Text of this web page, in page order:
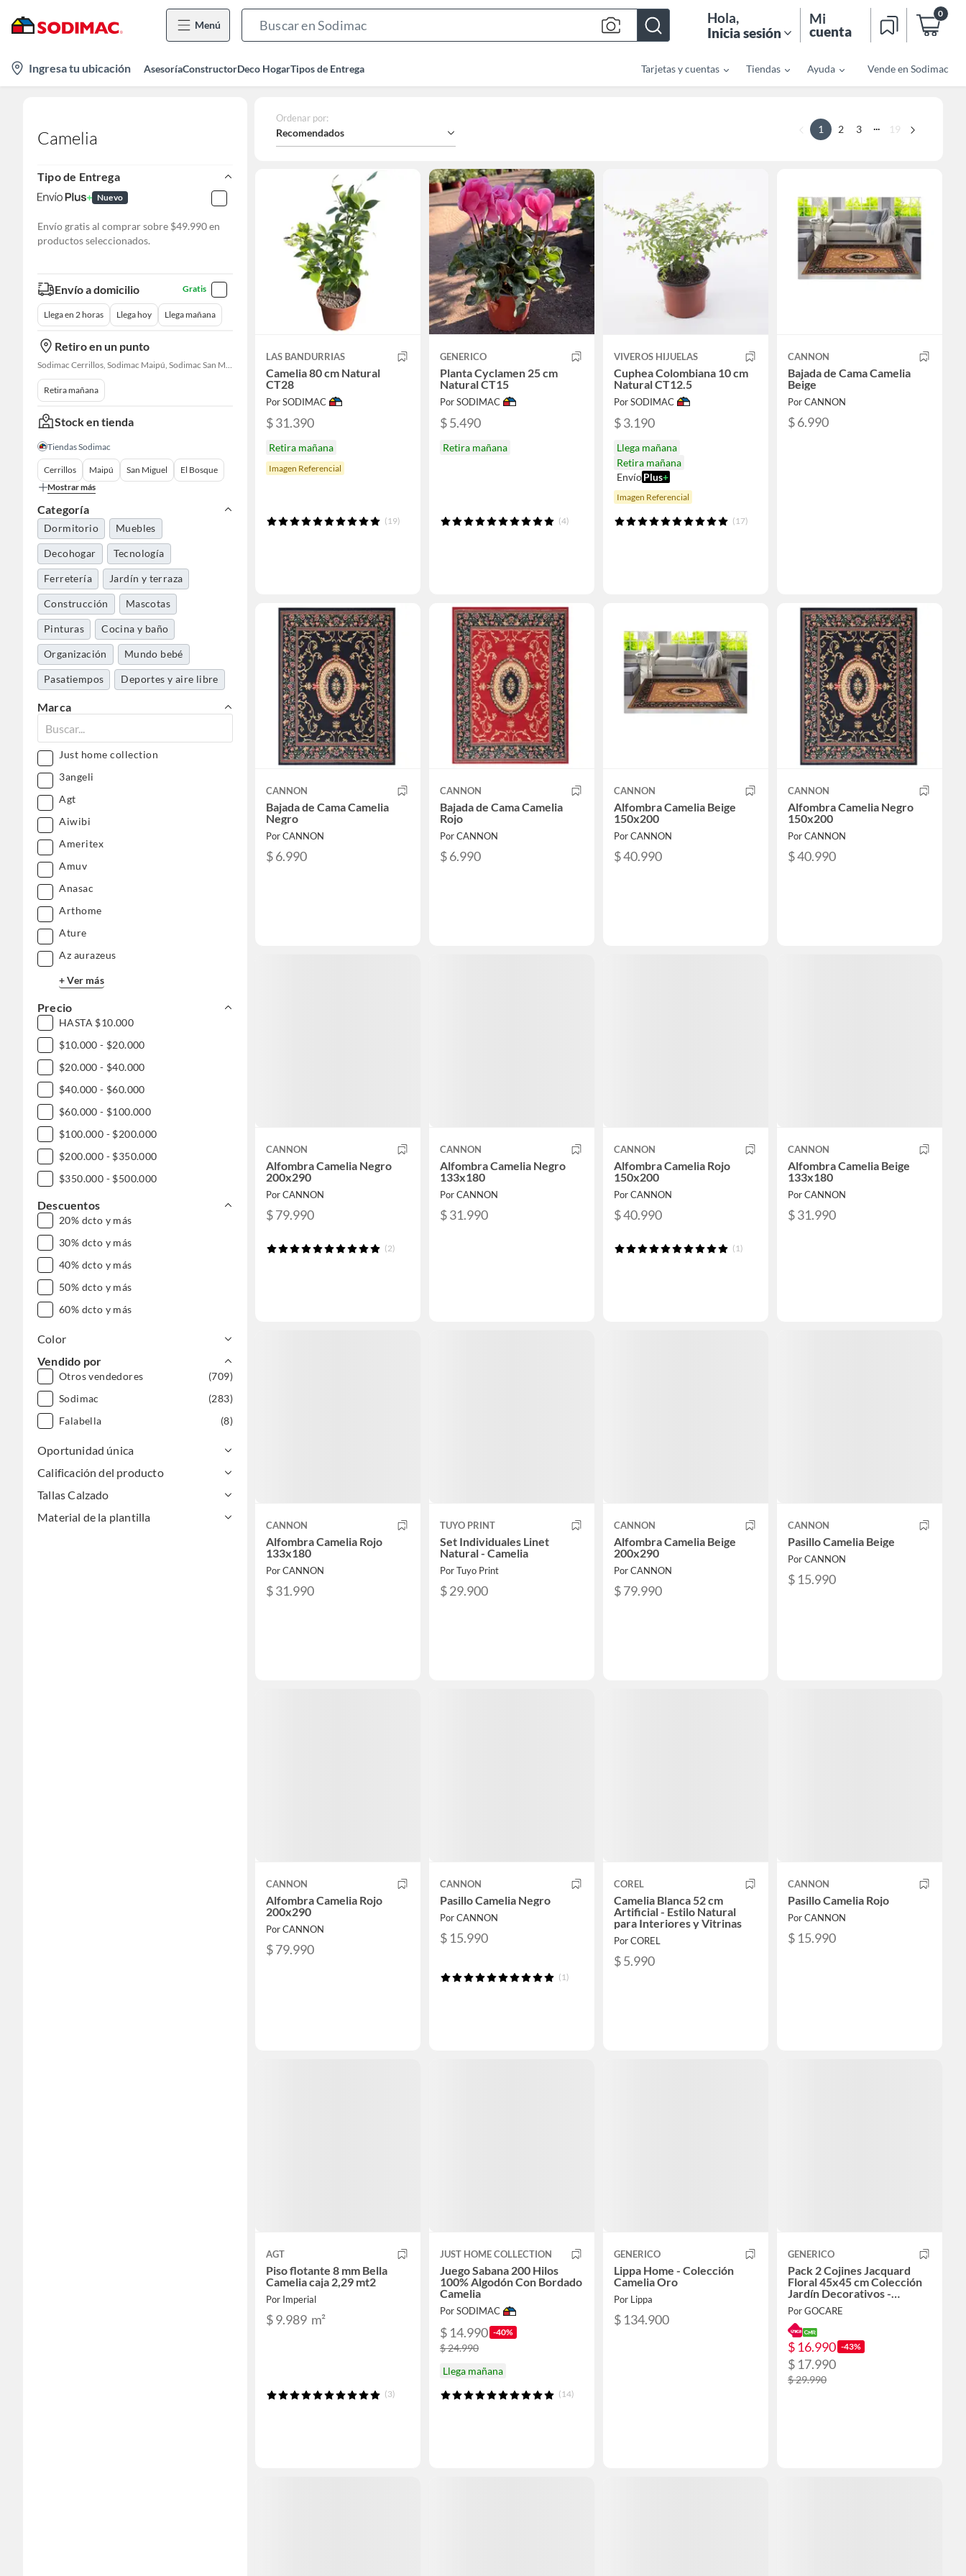
Menú
Bar
Hola,
Inicia sesión
Mi
cuenta
0
location-
icon
Ingresa tu ubicación AsesoríaConstructorDeco HogarTipos de Entrega Tarjetas y cuentas Tiendas Ayuda Vende en Sodimac
Camelia
Tipo de Entrega
Nuevo
Envío gratis al comprar sobre $49.990 en
productos seleccionados.
Envío a domicilio Gratis
Llega en 2 horas Llega hoy Llega mañana
Retiro en un punto
Sodimac Cerrillos, Sodimac Maipú, Sodimac San Miguel, Sodimac El Bosque, Sodimac San Bernardo, Sodimac Talagante, Sodimac San Fernando
Retira mañana
Stock en tienda
Tiendas Sodimac
Cerrillos Maipú San Miguel
El Bosque
Mostrar más
Categoría
Dormitorio Muebles
Decohogar Tecnología
Ferretería Jardín y terraza
Construcción Mascotas
Pinturas Cocina y baño
Organización Mundo bebé
Pasatiempos Deportes y aire libre
Librería y celebraciones
Niños y juguetería
Gasfitería Electrohogar
Marca
Just home collection
3angeli
Agt
Aiwibi
Ameritex
Amuv
Anasac
Arthome
Ature
Az aurazeus
+ Ver más
Precio
HASTA $10.000
$10.000 - $20.000
$20.000 - $40.000
$40.000 - $60.000
$60.000 - $100.000
$100.000 - $200.000
$200.000 - $350.000
$350.000 - $500.000
$500.000 - $1.000.000
DESDE $1.000.000
Descuentos
20% dcto y más
30% dcto y más
40% dcto y más
50% dcto y más
60% dcto y más
Color
Vendido por
Otros vendedores
(709)
Sodimac
(283)
Falabella
(8)
Oportunidad única
Calificación del producto
Tallas Calzado
Material de la plantilla
Ordenar por:
Recomendados 1 2 3 ... 19
LAS BANDURRIAS
Camelia 80 cm Natural
CT28
Por SODIMAC
$ 31.390
Retira mañana
Imagen Referencial
(19)
GENERICO
Planta Cyclamen 25 cm
Natural CT15
Por SODIMAC
$ 5.490
Retira mañana
(4)
VIVEROS HIJUELAS
Cuphea Colombiana 10 cm
Natural CT12.5
Por SODIMAC
$ 3.190
Llega mañana
Retira mañana
EnvíoPlus+
Imagen Referencial
(17)
CANNON
Bajada de Cama Camelia
Beige
Por CANNON
$ 6.990
CANNON
Bajada de Cama Camelia
Negro
Por CANNON
$ 6.990
CANNON
Bajada de Cama Camelia
Rojo
Por CANNON
$ 6.990
CANNON
Alfombra Camelia Beige
150x200
Por CANNON
$ 40.990
CANNON
Alfombra Camelia Negro
150x200
Por CANNON
$ 40.990
CANNON
Alfombra Camelia Negro
200x290
Por CANNON
$ 79.990
(2)
CANNON
Alfombra Camelia Negro
133x180
Por CANNON
$ 31.990
CANNON
Alfombra Camelia Rojo
150x200
Por CANNON
$ 40.990
(1)
CANNON
Alfombra Camelia Beige
133x180
Por CANNON
$ 31.990
CANNON
Alfombra Camelia Rojo
133x180
Por CANNON
$ 31.990
TUYO PRINT
Set Individuales Linet
Natural - Camelia
Por Tuyo Print
$ 29.900
CANNON
Alfombra Camelia Beige
200x290
Por CANNON
$ 79.990
CANNON
Pasillo Camelia Beige
Por CANNON
$ 15.990
CANNON
Alfombra Camelia Rojo
200x290
Por CANNON
$ 79.990
CANNON
Pasillo Camelia Negro
Por CANNON
$ 15.990
(1)
COREL
Camelia Blanca 52 cm
Artificial - Estilo Natural
para Interiores y Vitrinas
Por COREL
$ 5.990
CANNON
Pasillo Camelia Rojo
Por CANNON
$ 15.990
AGT
Piso flotante 8 mm Bella
Camelia caja 2,29 mt2
Por Imperial
$ 9.989 m²
(3)
JUST HOME COLLECTION
Juego Sabana 200 Hilos
100% Algodón Con Bordado
Camelia
Por SODIMAC
$ 14.990 -40%
$ 24.990
Llega mañana
(14)
GENERICO
Lippa Home - Colección
Camelia Oro
Por Lippa
$ 134.900
GENERICO
Pack 2 Cojines Jacquard
Floral 45x45 cm Colección
Jardín Decorativos -
Camelia Gris
Por GOCARE
$ 16.990 -43%
$ 17.990
$ 29.990